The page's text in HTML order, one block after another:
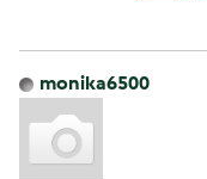
monika6500